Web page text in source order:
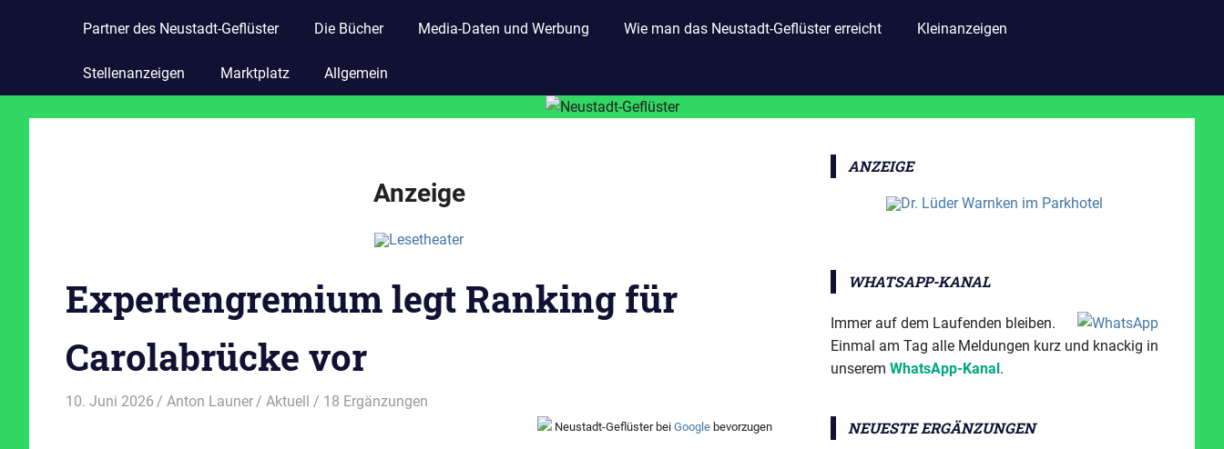
Partner des Neustadt-Geflüster Die Bücher Media-Daten und Werbung Wie man das Neustadt-Geflüster erreicht Kleinanzeigen
Stellenanzeigen Marktplatz Allgemein
Anzeige
Expertengremium legt Ranking für
Carolabrücke vor
10. Juni 2026 Anton Launer Aktuell / 18 Ergänzungen
Neustadt-Geflüster bei Google bevorzugen
ANZEIGE
WHATSAPP-KANAL
Immer auf dem Laufenden bleiben.
Einmal am Tag alle Meldungen kurz und knackig in
unserem WhatsApp-Kanal.
NEUESTE ERGÄNZUNGEN